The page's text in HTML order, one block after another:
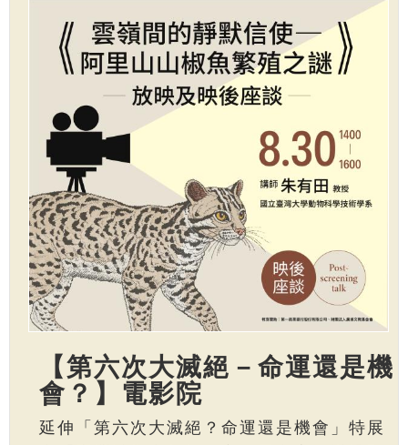
【第六次大滅絕－命運還是機
會？】電影院
延伸「第六次大滅絕？命運還是機會」特展